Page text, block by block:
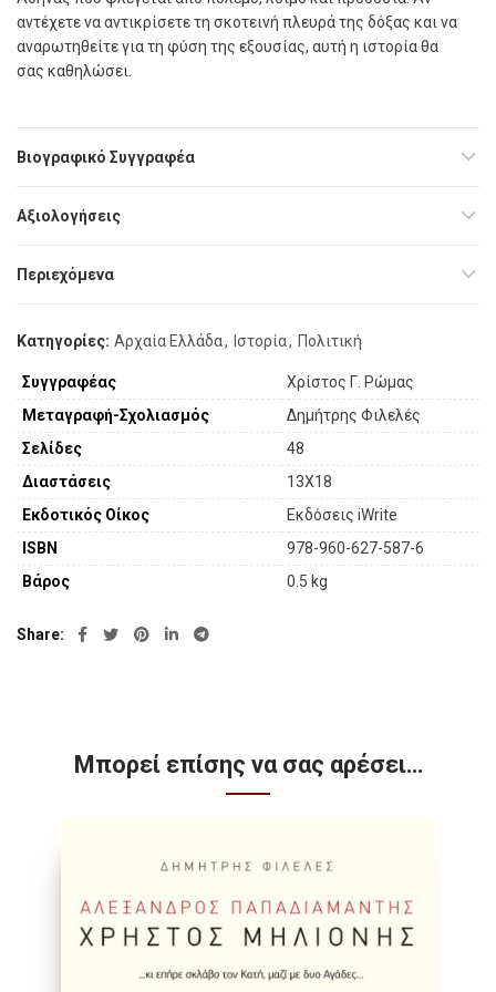
αντέχετε να αντικρίσετε τη σκοτεινή πλευρά της δόξας και να
αναρωτηθείτε για τη φύση της εξουσίας, αυτή η ιστορία θα
σας καθηλώσει.
Βιογραφικό Συγγραφέα
Αξιολογήσεις
Περιεχόμενα
Κατηγορίες: Αρχαία Ελλάδα, Ιστορία, Πολιτική
Συγγραφέας
Χρίστος Γ. Ρώμας
Μεταγραφή-Σχολιασμός
Δημήτρης Φιλελές
Σελίδες
48
Διαστάσεις
13X18
Εκδοτικός Οίκος
Εκδόσεις iWrite
ISBN
978-960-627-587-6
Βάρος
0.5 kg
Share
Μπορεί επίσης να σας αρέσει…